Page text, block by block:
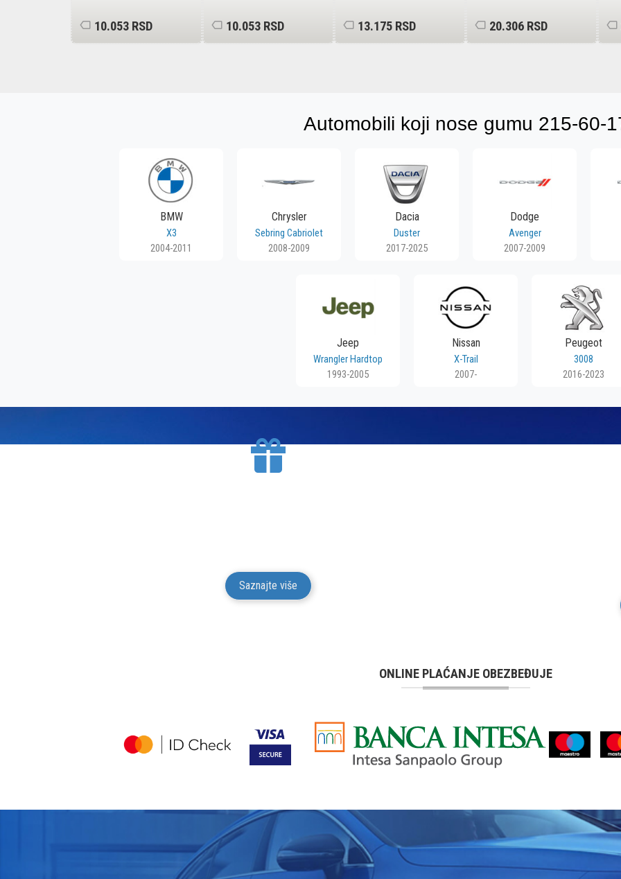
10.053 RSD 10.053 RSD 13.175 RSD 20.306 RSD
Automobili koji nose gumu 215-60-
BMW
X3
2004-2011
Chrysler
Sebring Cabriolet
2008-2009
Dacia
Duster
2017-2025
Dodge
Avenger
2007-2009
Jeep
Wrangler Hardtop
1993-2005
Nissan
X-Trail
2007-
Peugeot
3008
2016-2023
Saznajte više
ONLINE PLAĆANJE OBEZBEĐUJE